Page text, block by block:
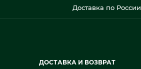
Доставка по России
ДОСТАВКА И ВОЗВРАТ